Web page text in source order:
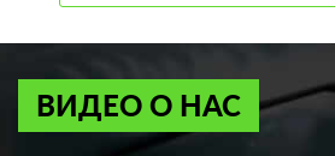
ВИДЕО О НАС